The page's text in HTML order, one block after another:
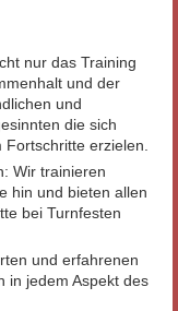
nur das Training
und der
und
die sich
erzielen.
Wir trainieren
hin und bieten allen
bei Turnfesten
und erfahrenen
in jedem Aspekt des